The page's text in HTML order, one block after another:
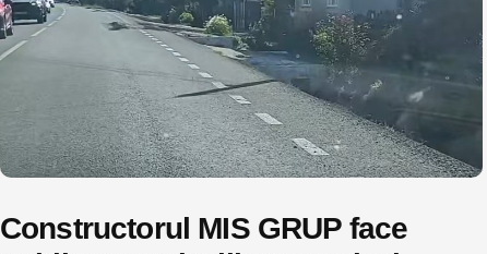
Constructorul MIS GRUP face